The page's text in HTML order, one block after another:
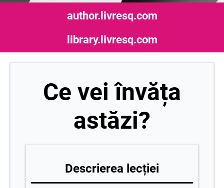
author.livresq.com
library.livresq.com
Ce vei învăța
astăzi?
Descrierea lecției